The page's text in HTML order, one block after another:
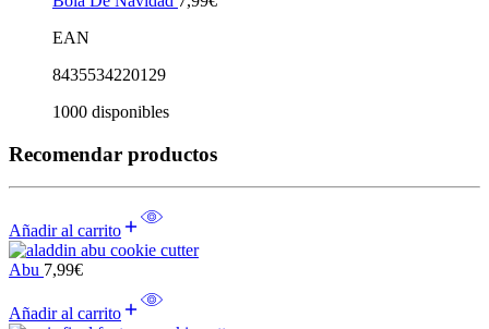
EAN
8435534220129
1000 disponibles
Recomendar productos
Añadir al carrito
Abu 7,99€
Añadir al carrito